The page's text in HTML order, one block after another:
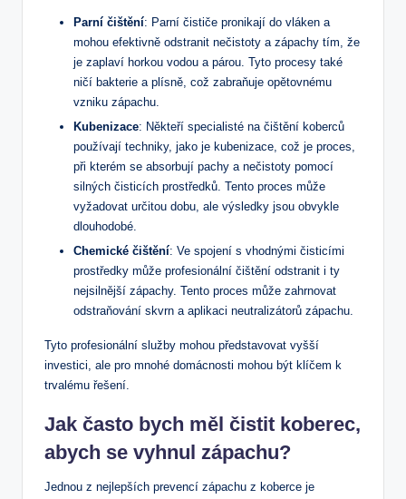
Parní čištění: Parní čističe pronikají do vláken a
mohou efektivně odstranit nečistoty a zápachy tím, že
je zaplaví horkou vodou a párou. Tyto procesy také
ničí bakterie a plísně, což zabraňuje opětovnému
vzniku zápachu.
Kubenizace: Někteří specialisté na čištění koberců
používají techniky, jako je kubenizace, což je proces,
při kterém se absorbují pachy a nečistoty pomocí
silných čisticích prostředků. Tento proces může
vyžadovat určitou dobu, ale výsledky jsou obvykle
dlouhodobé.
Chemické čištění: Ve spojení s vhodnými čisticími
prostředky může profesionální čištění odstranit i ty
nejsilnější zápachy. Tento proces může zahrnovat
odstraňování skvrn a aplikaci neutralizátorů zápachu.
Tyto profesionální služby mohou představovat vyšší
investici, ale pro mnohé domácnosti mohou být klíčem k
trvalému řešení.
Jak často bych měl čistit koberec,
abych se vyhnul zápachu?
Jednou z nejlepších prevencí zápachu z koberce je